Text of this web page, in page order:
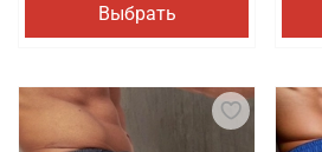
Выбрать